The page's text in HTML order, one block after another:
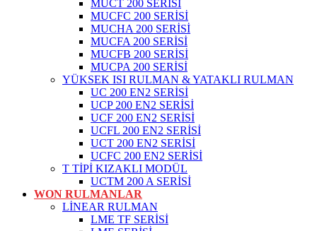
MUCT 200 SERİSİ
MUCFC 200 SERİSİ
MUCHA 200 SERİSİ
MUCFA 200 SERİSİ
MUCFB 200 SERİSİ
MUCPA 200 SERİSİ
YÜKSEK ISI RULMAN & YATAKLI RULMAN
UC 200 EN2 SERİSİ
UCP 200 EN2 SERİSİ
UCF 200 EN2 SERİSİ
UCFL 200 EN2 SERİSİ
UCT 200 EN2 SERİSİ
UCFC 200 EN2 SERİSİ
T TİPİ KIZAKLI MODÜL
UCTM 200 A SERİSİ
WON RULMANLAR
LİNEAR RULMAN
LME TF SERİSİ